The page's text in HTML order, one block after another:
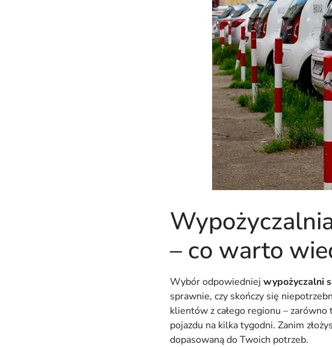
– co warto
Wybór odpowiedniej wypożyczalni
sprawnie, czy skończy się
klientów z całego regionu –
pojazdu na kilka tygodni. Zanim
dopasowaną do Twoich potrzeb.